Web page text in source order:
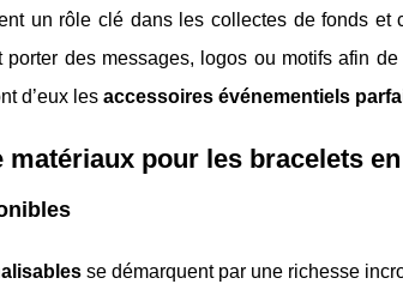
un rôle clé dans les collectes de fonds et
porter des messages, logos ou motifs afin
d’eux les accessoires événementiels
matériaux pour les bracelets
se démarquent par une richesse